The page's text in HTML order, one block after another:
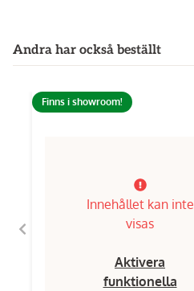
Andra har också beställt
Finns i showroom!
Innehållet kan inte
visas
Aktivera
funktionella